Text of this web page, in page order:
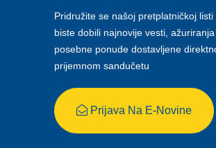
Pridružite se našoj pretplatničkoj listi
biste dobili najnovije vesti, ažuriranja
posebne ponude dostavljene
prijemnom sandučetu
Prijava Na E-Novine